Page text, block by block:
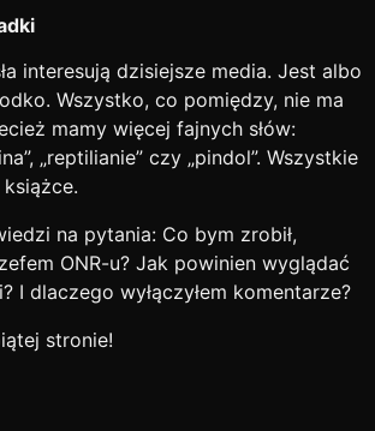
interesują dzisiejsze media. Jest albo
Wszystko, co pomiędzy, nie ma
mamy więcej fajnych słów:
„reptilianie” czy „pindol”. Wszystkie
na pytania: Co bym zrobił,
ONR-u? Jak powinien wyglądać
I dlaczego wyłączyłem komentarze?
stronie!